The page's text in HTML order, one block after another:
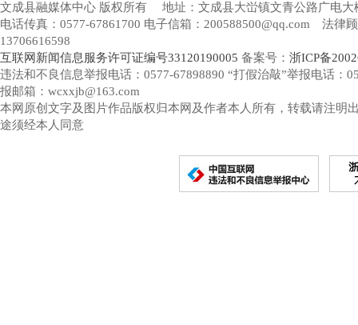
文成县融媒体中心 版权所有
地址：文成县大峃镇文青公路广电大
电话传真：0577-67861700 电子信箱：200588500@qq.com 法律
13706616598
互联网新闻信息服务许可证编号33120190005 备案号： 浙ICP备
违法和不良信息举报电话：0577-67898890 “打假治敲”举报电话：
报邮箱：wcxxjb@163.com
本网原创文字及图片作品版权归本网及作者本人所有，转载请注明
途须经本人同意